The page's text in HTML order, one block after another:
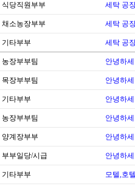
식당직원부부 세탁 공
채소농장부부 세탁 공
기타부부 세탁 공
농장부부팀 안녕하
목장부부팀 안녕하
기타부부 안녕하
농장부부팀 안녕하
양계장부부 안녕하
부부일당/시급 안녕하
기타부부 모텔,호